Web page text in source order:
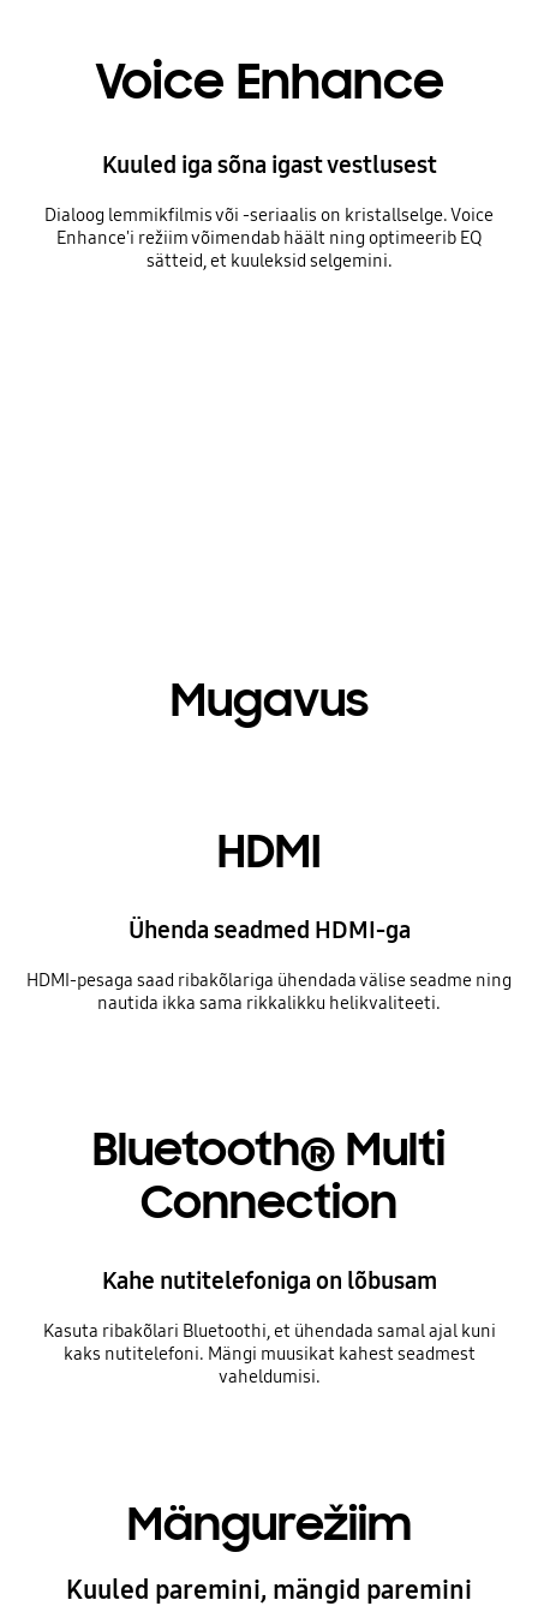
Voice Enhance
Kuuled iga sõna igast vestlusest
Dialoog lemmikfilmis või -seriaalis on kristallselge. Voice
Enhance'i režiim võimendab häält ning optimeerib EQ
sätteid, et kuuleksid selgemini.
Mugavus
HDMI
Ühenda seadmed HDMI-ga
HDMI-pesaga saad ribakõlariga ühendada välise seadme ning
nautida ikka sama rikkalikku helikvaliteeti.
Bluetooth® Multi
Connection
Kahe nutitelefoniga on lõbusam
Kasuta ribakõlari Bluetoothi, et ühendada samal ajal kuni
kaks nutitelefoni. Mängi muusikat kahest seadmest
vaheldumisi.
Mängurežiim
Kuuled paremini, mängid paremini